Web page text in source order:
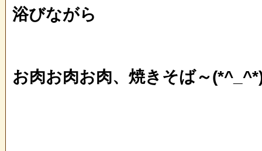
浴びながら
お肉お肉お肉、焼きそば～